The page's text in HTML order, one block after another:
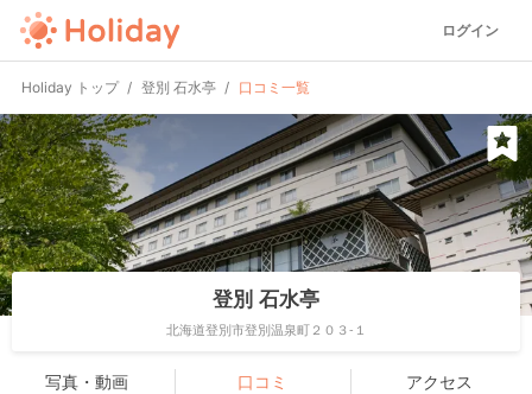
ログイン
Holiday トップ 登別 石水亭 口コミ一覧
登別 石水亭
北海道登別市登別温泉町２０３-１
写真・動画 口コミ アクセス